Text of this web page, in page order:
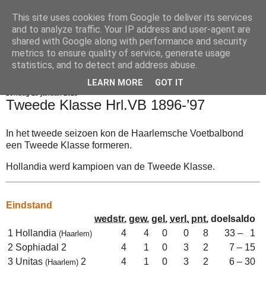
Voetbalkroniek
Tweede Klasse Hrl.VB 1896-’97
In het tweede seizoen kon de Haarlemsche Voetbalbond
een Tweede Klasse formeren.
Hollandia werd kampioen van de Tweede Klasse.
Eindstand
wedstr. gew. gel. verl. pnt. doelsaldo
1 Hollandia (Haarlem) 4 4 0 0 8
33 – 1
2 Sophiadal 2 4 1 0 3 2
7 – 15
3 Unitas (Haarlem) 2 4 1 0 3 2 6 – 30
This site uses cookies from Google to deliver its services
and to analyze traffic. Your IP address and user-agent are
shared with Google along with performance and security
metrics to ensure quality of service, generate usage
statistics, and to detect and address abuse.
LEARN MORE GOT IT